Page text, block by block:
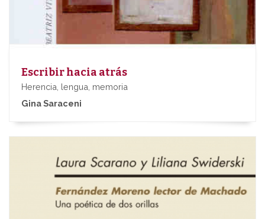
Escribir hacia atrás
Herencia, lengua, memoria
Gina Saraceni